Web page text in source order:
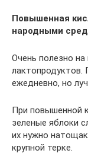
Повышенная
народными
Очень полезно
лактопродуктов.
ежедневно, но
При повышенной
зеленые яблоки
их нужно
крупной терке.